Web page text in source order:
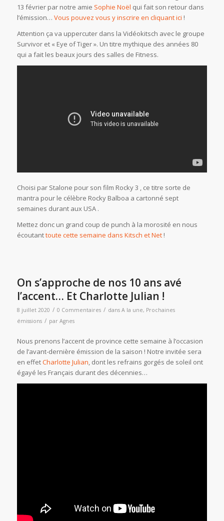
13 février par notre amie Sophie Noël qui fait son retour dans
l’émission… Vous pouvez vous y inscrire en cliquant ici !
Attention ça va uppercuter dans la Vidéokitsch avec le groupe
Survivor et « Eye of Tiger ». Un titre mythique des années 80
qui a fait les beaux jours des salles de Fitness.
Choisi par Stalone pour son film Rocky 3 , ce titre sorte de
mantra pour le célèbre Rocky Balboa a cartonné sept
semaines durant aux USA .
Mettez donc un grand coup de punch à la morosité en nous
écoutanttoute cette semaine dans Kitsch et Net!
On s’approche de nos 10 ans avé
l’accent… Et Charlotte Julian !
8 juillet 2020 / 0 Commentaires / dans A la une, Prochaines
émissions / par Agnes
Nous prenons l’accent de province cette semaine à l’occasion
de l’avant-dernière émission de la saison ! Notre invitée sera
en effetCharlotte Julian, dont les refrains gorgés de soleil ont
égayé les Français durant des décennies…